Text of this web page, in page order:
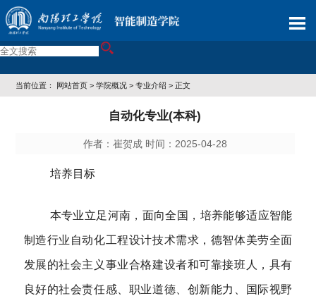
当前位置： 网站首页 >学院概况 >专业介绍 > 正文
自动化专业(本科)
作者：崔贺成 时间：2025-04-28
培养目标
本专业立足河南，面向全国，培养能够适应智能
制造行业自动化工程设计技术需求，德智体美劳全面
发展的社会主义事业合格建设者和可靠接班人，具有
良好的社会责任感、职业道德、创新能力、国际视野